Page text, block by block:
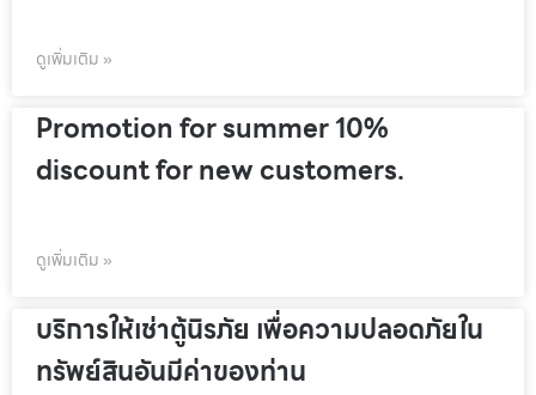
ดูเพิ่มเติม »
Promotion for summer 10%
discount for new customers.
ดูเพิ่มเติม »
บริการให้เช่าตู้นิรภัย เพื่อความปลอดภัยใน
ทรัพย์สินอันมีค่าของท่าน